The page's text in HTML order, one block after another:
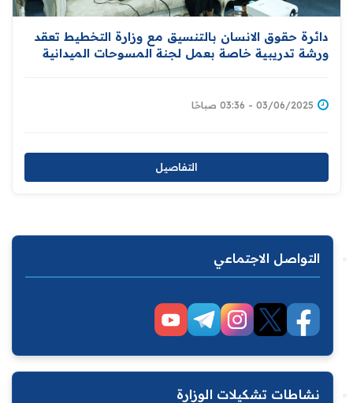
دائرة حقوق الانسان بالتنسيق مع وزارة التخطيط تعقد
ورشة تدريبية خاصة بعمل لجنة المسوحات الميدانية
03/06/2025 - 03:36 صباحًا
التفاصيل
التواصل الاجتماعي
نشاطات تشكيلات الوزارة